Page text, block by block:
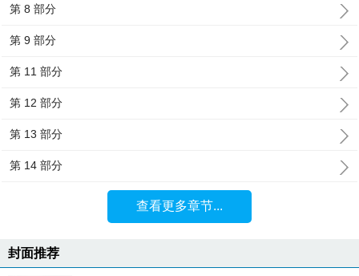
第 8 部分
第 9 部分
第 11 部分
第 12 部分
第 13 部分
第 14 部分
查看更多章节...
封面推荐